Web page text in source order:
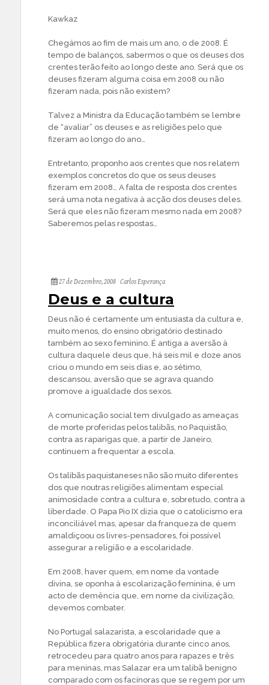
Kawkaz
Chegámos ao fim de mais um ano, o de 2008. É
tempo de balanços, sabermos o que os deuses dos
crentes terão feito ao longo deste ano. Será que os
deuses fizeram alguma coisa em 2008 ou não
fizeram nada, pois não existem?
Talvez a Ministra da Educação também se lembre
de “avaliar” os deuses e as religiões pelo que
fizeram ao longo do ano…
Entretanto, proponho aos crentes que nos relatem
exemplos concretos do que os seus deuses
fizeram em 2008… A falta de resposta dos crentes
será uma nota negativa à acção dos deuses deles.
Será que eles não fizeram mesmo nada em 2008?
Saberemos pelas respostas…
27 de Dezembro, 2008 Carlos Esperança
Deus e a cultura
Deus não é certamente um entusiasta da cultura e,
muito menos, do ensino obrigatório destinado
também ao sexo feminino. É antiga a aversão à
cultura daquele deus que, há seis mil e doze anos
criou o mundo em seis dias e, ao sétimo,
descansou, aversão que se agrava quando
promove a igualdade dos sexos.
A comunicação social tem divulgado as ameaças
de morte proferidas pelos talibãs, no Paquistão,
contra as raparigas que, a partir de Janeiro,
continuem a frequentar a escola.
Os talibãs paquistaneses não são muito diferentes
dos que noutras religiões alimentam especial
animosidade contra a cultura e, sobretudo, contra a
liberdade. O Papa Pio IX dizia que o catolicismo era
inconciliável mas, apesar da franqueza de quem
amaldiçoou os livres-pensadores, foi possível
assegurar a religião e a escolaridade.
Em 2008, haver quem, em nome da vontade
divina, se oponha à escolarização feminina, é um
acto de demência que, em nome da civilização,
devemos combater.
No Portugal salazarista, a escolaridade que a
República fizera obrigatória durante cinco anos,
retrocedeu para quatro anos para rapazes e três
para meninas, mas Salazar era um talibã benigno
comparado com os facínoras que se regem por um